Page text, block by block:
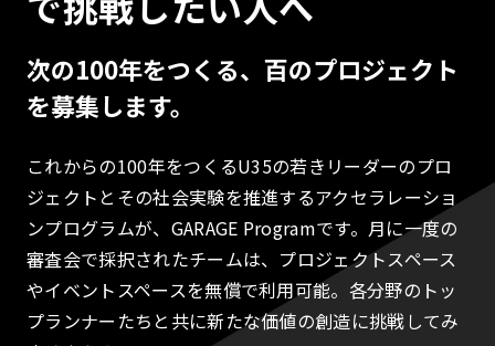
次の100年をつくる、百のプロジェクト
を募集します。
これからの100年をつくるU35の若きリーダーのプロ
ジェクトとその社会実験を推進するアクセラレーショ
ンプログラムが、GARAGE Programです。月に一度の
審査会で採択されたチームは、プロジェクトスペース
やイベントスペースを無償で利用可能。各分野のトッ
プランナーたちと共に新たな価値の創造に挑戦してみ